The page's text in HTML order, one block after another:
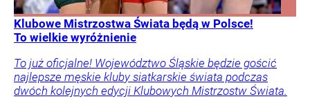
Klubowe Mistrzostwa Świata będą w Polsce!
To wielkie wyróżnienie
To już oficjalne! Województwo Śląskie będzie gościć
najlepsze męskie kluby siatkarskie świata podczas
dwóch kolejnych edycji Klubowych Mistrzostw Świata.